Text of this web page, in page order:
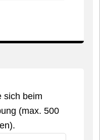
sich beim
(max. 500